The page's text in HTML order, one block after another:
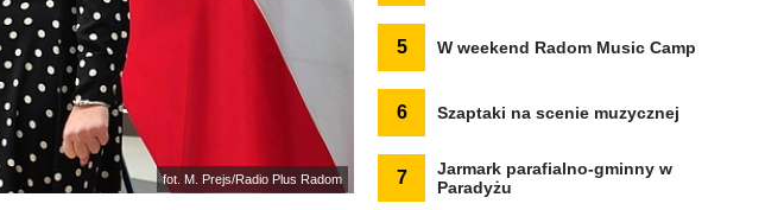
fot. M. Prejs/Radio Plus Radom
5 W weekend Radom Music Camp
6 Szaptaki na scenie muzycznej
7
Jarmark parafialno-gminny w
Paradyżu